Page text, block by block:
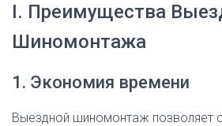
I. Преимущества
Шиномонтажа
1. Экономия времени
Выездной шиномонтаж позволяет